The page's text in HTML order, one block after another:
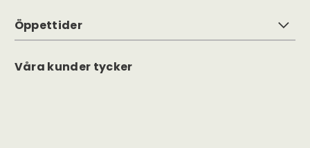
Öppettider
Våra kunder tycker